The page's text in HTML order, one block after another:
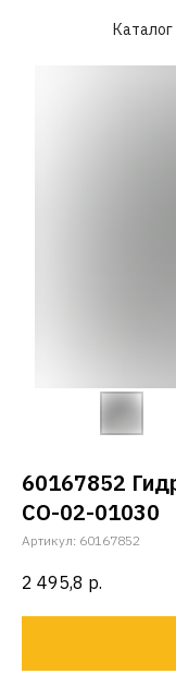
Каталог
60167852
CO-02-01030
Артикул: 60167852
2 495,8 р.